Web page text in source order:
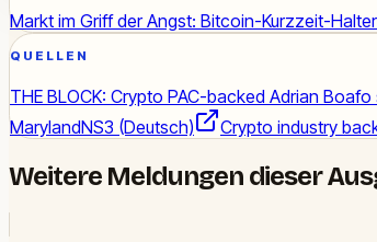
Markt im Griff der Angst: Bitcoin-Kurzzeit-
QUELLEN
THE BLOCK: Crypto PAC-backed Adrian
MarylandNS3 (Deutsch) Crypto industry
Weitere Meldungen dieser